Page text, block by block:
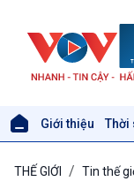
Giới thiệu Thời
THẾ GIỚI Tin thế